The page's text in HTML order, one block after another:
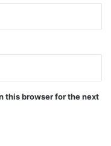
this browser for the next